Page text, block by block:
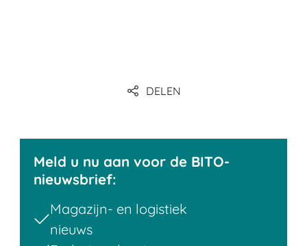
DELEN
Meld u nu aan voor de BITO-
nieuwsbrief:
Magazijn- en logistiek
nieuws